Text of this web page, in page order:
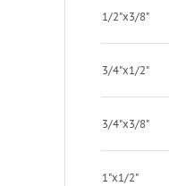
1/2"x3/8"
3/4"x1/2"
3/4"x3/8"
1"x1/2"